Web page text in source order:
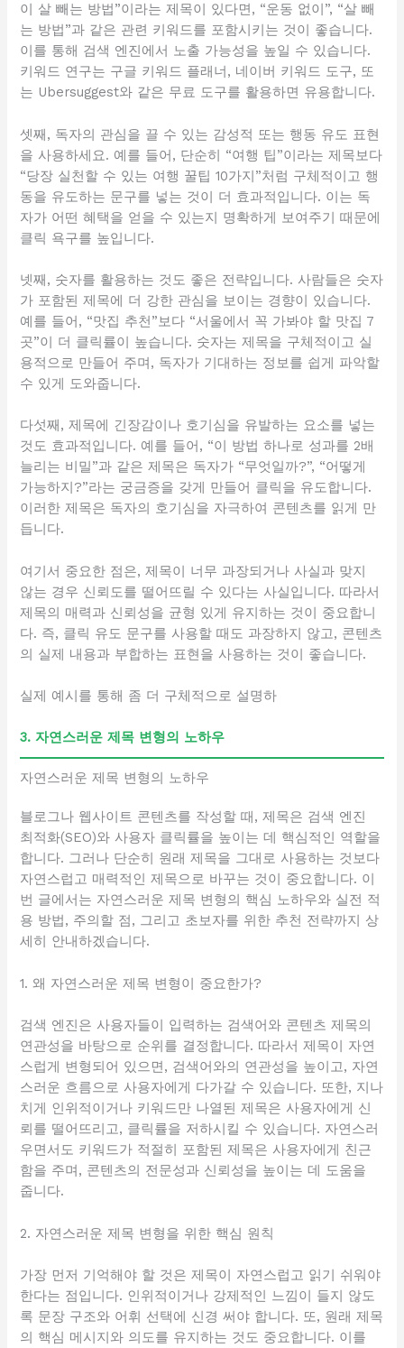
이 살 빼는 방법”이라는 제목이 있다면, “운동 없이”, “살 빼
는 방법”과 같은 관련 키워드를 포함시키는 것이 좋습니다.
이를 통해 검색 엔진에서 노출 가능성을 높일 수 있습니다.
키워드 연구는 구글 키워드 플래너, 네이버 키워드 도구, 또
는 Ubersuggest와 같은 무료 도구를 활용하면 유용합니다.
셋째, 독자의 관심을 끌 수 있는 감성적 또는 행동 유도 표현
을 사용하세요. 예를 들어, 단순히 “여행 팁”이라는 제목보다
“당장 실천할 수 있는 여행 꿀팁 10가지”처럼 구체적이고 행
동을 유도하는 문구를 넣는 것이 더 효과적입니다. 이는 독
자가 어떤 혜택을 얻을 수 있는지 명확하게 보여주기 때문에
클릭 욕구를 높입니다.
넷째, 숫자를 활용하는 것도 좋은 전략입니다. 사람들은 숫자
가 포함된 제목에 더 강한 관심을 보이는 경향이 있습니다.
예를 들어, “맛집 추천”보다 “서울에서 꼭 가봐야 할 맛집 7
곳”이 더 클릭률이 높습니다. 숫자는 제목을 구체적이고 실
용적으로 만들어 주며, 독자가 기대하는 정보를 쉽게 파악할
수 있게 도와줍니다.
다섯째, 제목에 긴장감이나 호기심을 유발하는 요소를 넣는
것도 효과적입니다. 예를 들어, “이 방법 하나로 성과를 2배
늘리는 비밀”과 같은 제목은 독자가 “무엇일까?”, “어떻게
가능하지?”라는 궁금증을 갖게 만들어 클릭을 유도합니다.
이러한 제목은 독자의 호기심을 자극하여 콘텐츠를 읽게 만
듭니다.
여기서 중요한 점은, 제목이 너무 과장되거나 사실과 맞지
않는 경우 신뢰도를 떨어뜨릴 수 있다는 사실입니다. 따라서
제목의 매력과 신뢰성을 균형 있게 유지하는 것이 중요합니
다. 즉, 클릭 유도 문구를 사용할 때도 과장하지 않고, 콘텐츠
의 실제 내용과 부합하는 표현을 사용하는 것이 좋습니다.
실제 예시를 통해 좀 더 구체적으로 설명하
3. 자연스러운 제목 변형의 노하우
자연스러운 제목 변형의 노하우
블로그나 웹사이트 콘텐츠를 작성할 때, 제목은 검색 엔진
최적화(SEO)와 사용자 클릭률을 높이는 데 핵심적인 역할을
합니다. 그러나 단순히 원래 제목을 그대로 사용하는 것보다
자연스럽고 매력적인 제목으로 바꾸는 것이 중요합니다. 이
번 글에서는 자연스러운 제목 변형의 핵심 노하우와 실전 적
용 방법, 주의할 점, 그리고 초보자를 위한 추천 전략까지 상
세히 안내하겠습니다.
1. 왜 자연스러운 제목 변형이 중요한가?
검색 엔진은 사용자들이 입력하는 검색어와 콘텐츠 제목의
연관성을 바탕으로 순위를 결정합니다. 따라서 제목이 자연
스럽게 변형되어 있으면, 검색어와의 연관성을 높이고, 자연
스러운 흐름으로 사용자에게 다가갈 수 있습니다. 또한, 지나
치게 인위적이거나 키워드만 나열된 제목은 사용자에게 신
뢰를 떨어뜨리고, 클릭률을 저하시킬 수 있습니다. 자연스러
우면서도 키워드가 적절히 포함된 제목은 사용자에게 친근
함을 주며, 콘텐츠의 전문성과 신뢰성을 높이는 데 도움을
줍니다.
2. 자연스러운 제목 변형을 위한 핵심 원칙
가장 먼저 기억해야 할 것은 제목이 자연스럽고 읽기 쉬워야
한다는 점입니다. 인위적이거나 강제적인 느낌이 들지 않도
록 문장 구조와 어휘 선택에 신경 써야 합니다. 또, 원래 제목
의 핵심 메시지와 의도를 유지하는 것도 중요합니다. 이를